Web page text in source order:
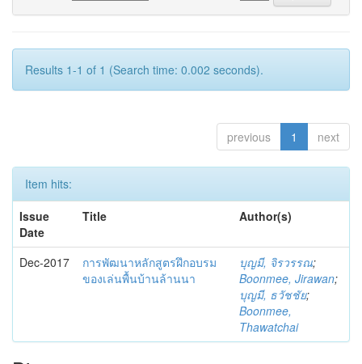
Results 1-1 of 1 (Search time: 0.002 seconds).
previous 1 next
Item hits:
Issue
Date
Title Author(s)
Dec-2017
การพัฒนาหลักสูตรฝึกอบรม
ของเล่นพื้นบ้านล้านนา
บุญมี, จิรวรรณ;
ฺBoonmee, Jirawan;
บุญมี, ธวัชชัย;
ฺBoonmee,
Thawatchai